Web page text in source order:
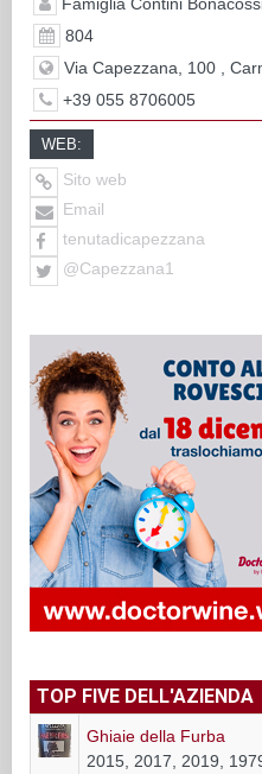
804
Via Capezzana, 100 ,
+39 055 8706005
WEB:
Sito web
Email
tenutadicapezzana
@Capezzana1
TOP FIVE DELL'AZIENDA
Ghiaie della Furba
2015, 2017, 2019,